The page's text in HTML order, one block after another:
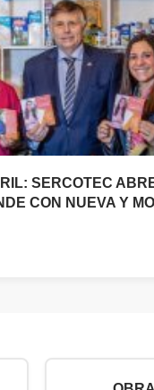
SERCOTEC
CON NUEVA Y